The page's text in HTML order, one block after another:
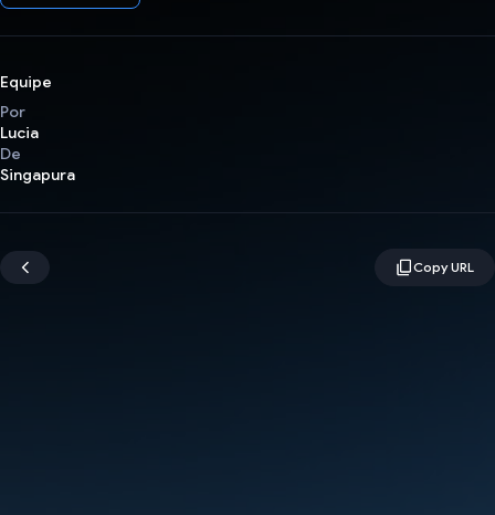
Equipe
Por
Lucia
De
Singapura